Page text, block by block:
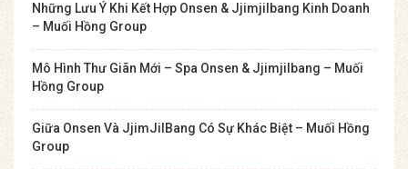
Những Lưu Ý Khi Kết Hợp Onsen & Jjimjilbang Kinh Doanh
– Muối Hồng Group
Mô Hình Thư Giãn Mới – Spa Onsen & Jjimjilbang – Muối
Hồng Group
Giữa Onsen Và JjimJilBang Có Sự Khác Biệt – Muối Hồng
Group